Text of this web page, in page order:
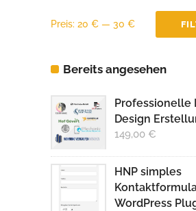
Min.
Max.
Preis: 20 € — 30 €
Bereits angesehen
Professionelle
Design
149,00 €
HNP simples
WordPress